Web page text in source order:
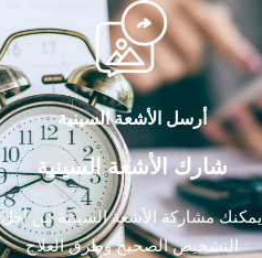
أرسل الأشعة السينية
شارك الأشعة السينية
يمكنك مشاركة الأشعة السينية من أجل
التشخيص الصحيح وطرق العلاج